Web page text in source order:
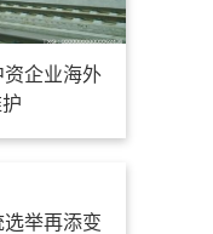
企业海外
举再添变